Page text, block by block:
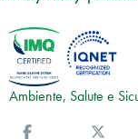
Ambiente, Salute e